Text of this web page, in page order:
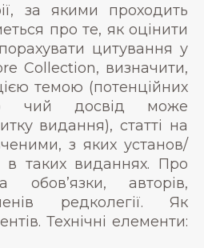
за якими проходить
про те, як оцінити
цитування у
Collection, визначити,
темою (потенційних
чий досвід може
видання), статті на
з яких установ/
в таких виданнях. Про
авторів,
редколегії. Як
Технічні елементи: